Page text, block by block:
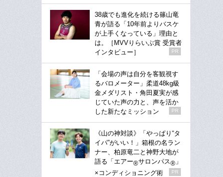
38歳でも進化を続ける篠山竜
青が語る「10年前よりバスケ
が上手くなっている」理由と
は。［MVVりらいぶ賞 受賞者
インタビュー］
PR
「会場の声は自分を客観視す
るバロメーター」柔道48kg級
金メダリスト・角田夏実が感
じていた声の力と、声を活か
した新たなミッション
PR
《山の神対談》「やっぱり“タ
イパ”がいい！」箱根の名ラン
ナー、柏原竜二と神野大地が
語る「エアー®サロンパス® 」
×コンディショニング術
PR